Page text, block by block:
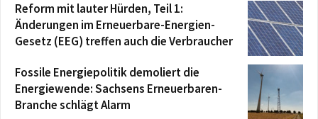
Reform mit lauter Hürden, Teil 1:
Änderungen im Erneuerbare-Energien-
Gesetz (EEG) treffen auch die Verbraucher
Fossile Energiepolitik demoliert die
Energiewende: Sachsens Erneuerbaren-
Branche schlägt Alarm